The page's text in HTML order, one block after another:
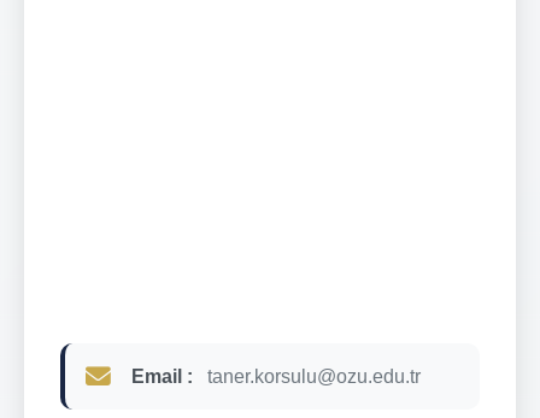
Email : taner.korsulu@ozu.edu.tr